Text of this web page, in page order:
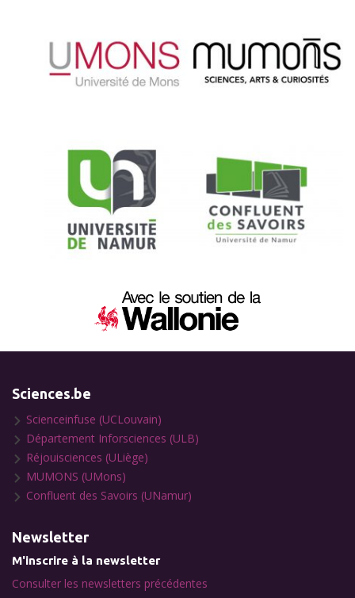
Sciences.be
Scienceinfuse (UCLouvain)
Département Inforsciences (ULB)
Réjouisciences (ULiège)
MUMONS (UMons)
Confluent des Savoirs (UNamur)
Newsletter
M'inscrire à la newsletter
Consulter les newsletters précédentes